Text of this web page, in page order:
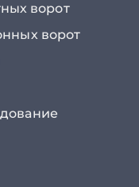
ворот
ворот